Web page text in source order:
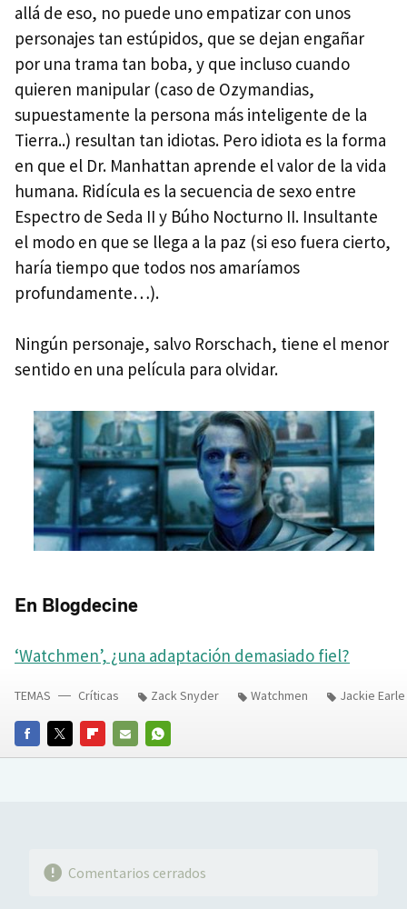
allá de eso, no puede uno empatizar con unos
personajes tan estúpidos, que se dejan engañar
por una trama tan boba, y que incluso cuando
quieren manipular (caso de Ozymandias,
supuestamente la persona más inteligente de la
Tierra..) resultan tan idiotas. Pero idiota es la forma
en que el Dr. Manhattan aprende el valor de la vida
humana. Ridícula es la secuencia de sexo entre
Espectro de Seda II y Búho Nocturno II. Insultante
el modo en que se llega a la paz (si eso fuera cierto,
haría tiempo que todos nos amaríamos
profundamente…).
Ningún personaje, salvo Rorschach, tiene el menor
sentido en una película para olvidar.
En Blogdecine
‘Watchmen’, ¿una adaptación demasiado fiel?
FACEBOOKTWITTERFLIPBOARD
E-
WHATSAPP
TEMAS Críticas Zack Snyder Watchmen Jackie
Comentarios cerrados